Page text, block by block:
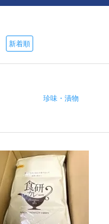
新着順
珍味・漬物